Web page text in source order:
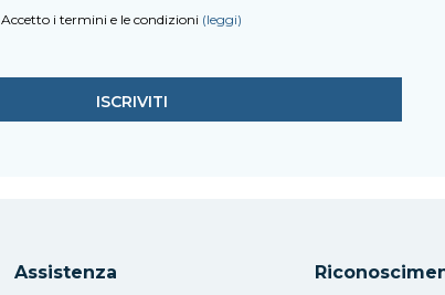
Accetto i termini e le condizioni (leggi)
Assistenza